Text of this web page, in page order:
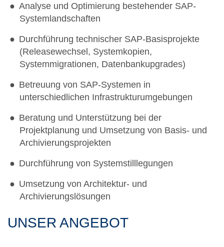
Analyse und Optimierung bestehender SAP-
Systemlandschaften
Durchführung technischer SAP-Basisprojekte
(Releasewechsel, Systemkopien,
Systemmigrationen, Datenbankupgrades)
Betreuung von SAP-Systemen in
unterschiedlichen Infrastrukturumgebungen
Beratung und Unterstützung bei der
Projektplanung und Umsetzung von Basis- und
Archivierungsprojekten
Durchführung von Systemstilllegungen
Umsetzung von Architektur- und
Archivierungslösungen
UNSER ANGEBOT